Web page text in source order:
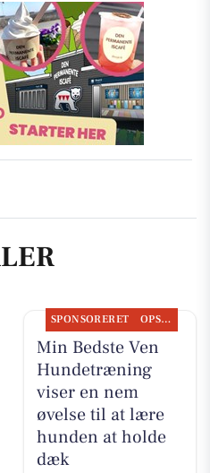
SPONSORERET OPSLAGSTAVLEN
Min Bedste Ven
Hundetræning
viser en nem
øvelse til at lære
hunden at holde
dæk